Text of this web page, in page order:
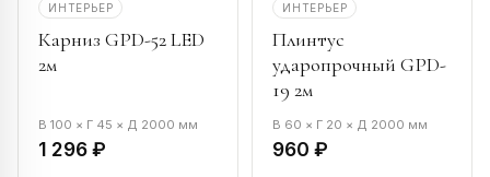
ИНТЕРЬЕР
Карниз GPD-52 LED
2м
В 100 × Г 45 × Д 2000 мм
1 296 ₽
ИНТЕРЬЕР
Плинтус
ударопрочный GPD-
19 2м
В 60 × Г 20 × Д 2000 мм
960 ₽